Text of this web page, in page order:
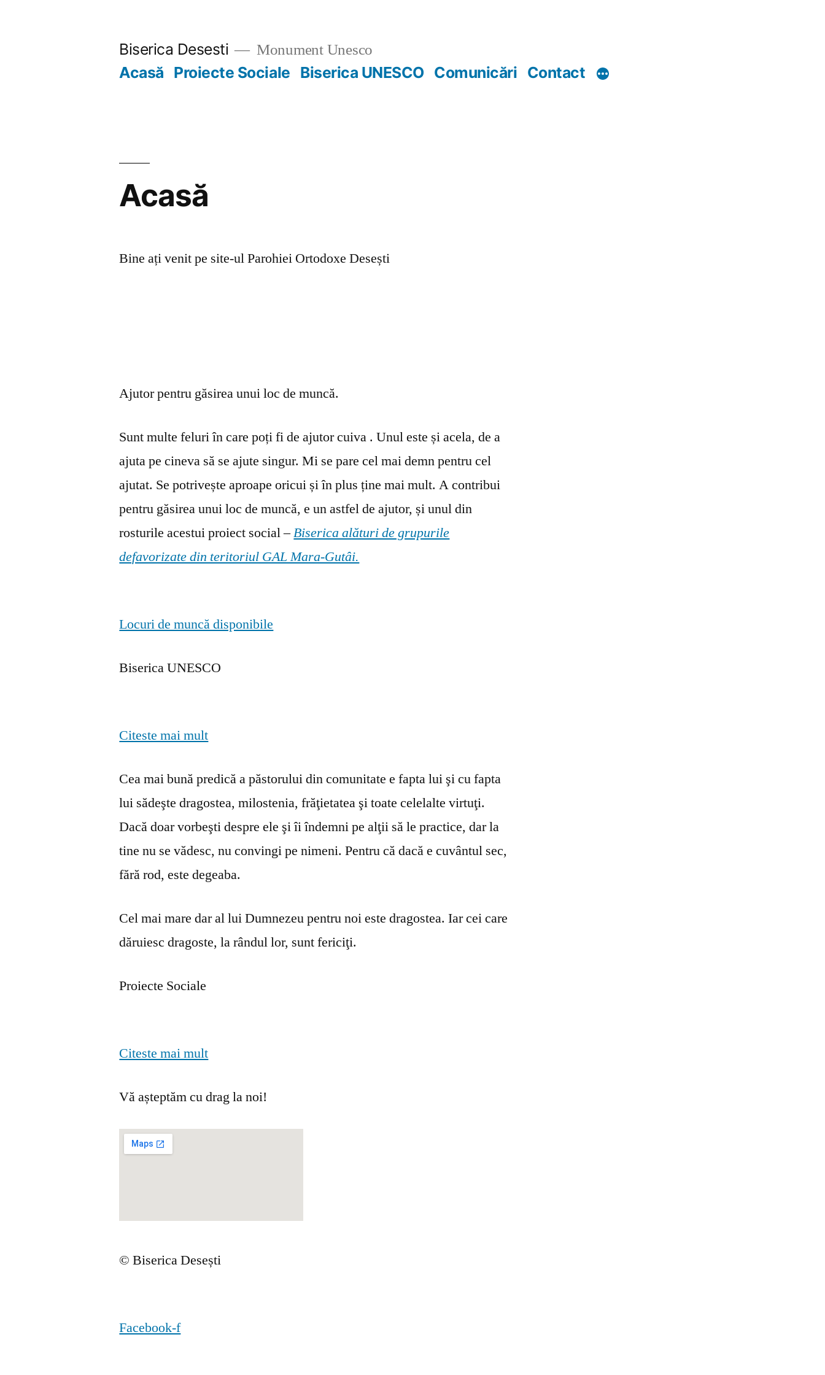
Biserica Desesti Monument Unesco
Acasă Proiecte Sociale Biserica UNESCO Comunicări Contact
Acasă
Bine ați venit pe site-ul Parohiei Ortodoxe Desești
Ajutor pentru găsirea unui loc de muncă.
Sunt multe feluri în care poți fi de ajutor cuiva . Unul este și acela, de a
ajuta pe cineva să se ajute singur. Mi se pare cel mai demn pentru cel
ajutat. Se potrivește aproape oricui și în plus ține mai mult. A contribui
pentru găsirea unui loc de muncă, e un astfel de ajutor, și unul din
rosturile acestui proiect social –Biserica alături de grupurile
defavorizate din teritoriul GAL Mara-Gutâi.
Locuri de muncă disponibile
Biserica UNESCO
Citeste mai mult
Cea mai bună predică a păstorului din comunitate e fapta lui şi cu fapta
lui sădeşte dragostea, milostenia, frăţietatea şi toate celelalte virtuţi.
Dacă doar vorbeşti despre ele şi îi îndemni pe alţii să le practice, dar la
tine nu se vă­desc, nu convingi pe nimeni. Pentru că dacă e cuvântul sec,
fără rod, este degeaba.
Cel mai mare dar al lui Dumnezeu pentru noi este dragostea. Iar cei care
dăruiesc dragoste, la rândul lor, sunt fericiţi.
Proiecte Sociale
Citeste mai mult
Vă așteptăm cu drag la noi!
© Biserica Desești
Facebook-f